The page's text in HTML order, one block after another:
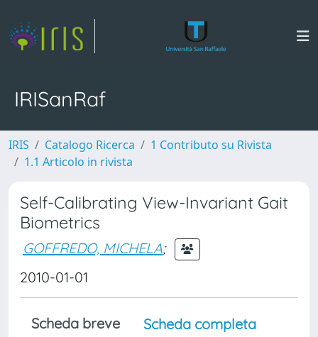
IRISanRaf
IRIS Catalogo Ricerca
1 Contributo su Rivista
1.1 Articolo in rivista
Self-Calibrating View-Invariant Gait
Biometrics
GOFFREDO, MICHELA;
2010-01-01
Scheda breve
Scheda completa